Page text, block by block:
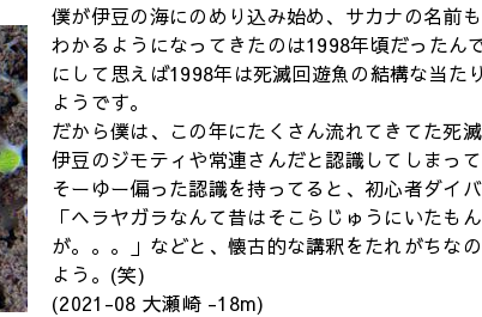
僕が伊豆の海にのめり込み始め、サカナの名前
わかるようになってきたのは1998年頃だったん
にして思えば1998年は死滅回遊魚の結構な当た
ようです。
だから僕は、この年にたくさん流れてきてた死
伊豆のジモティや常連さんだと認識してしまって
そーゆー偏った認識を持ってると、初心者ダイ
「ヘラヤガラなんて昔はそこらじゅうにいたも
が。。。」などと、懐古的な講釈をたれがちな
よう。(笑)
(2021-08 大瀬崎 -18m)